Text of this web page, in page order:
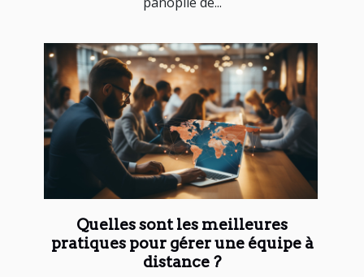
Quelles sont les meilleures
pratiques pour gérer une équipe à
distance ?